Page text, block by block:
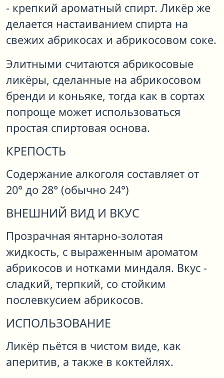
- крепкий ароматный спирт. Ликёр же
делается настаиванием спирта на
свежих абрикосах и абрикосовом соке.
Элитными считаются абрикосовые
ликёры, сделанные на абрикосовом
бренди и коньяке, тогда как в сортах
попроще может использоваться
простая спиртовая основа.
КРЕПОСТЬ
Содержание алкоголя составляет от
20° до 28° (обычно 24°)
ВНЕШНИЙ ВИД И ВКУС
Прозрачная янтарно-золотая
жидкость, с выраженным ароматом
абрикосов и нотками миндаля. Вкус -
сладкий, терпкий, со стойким
послевкусием абрикосов.
ИСПОЛЬЗОВАНИЕ
Ликёр пьётся в чистом виде, как
аперитив, а также в коктейлях.